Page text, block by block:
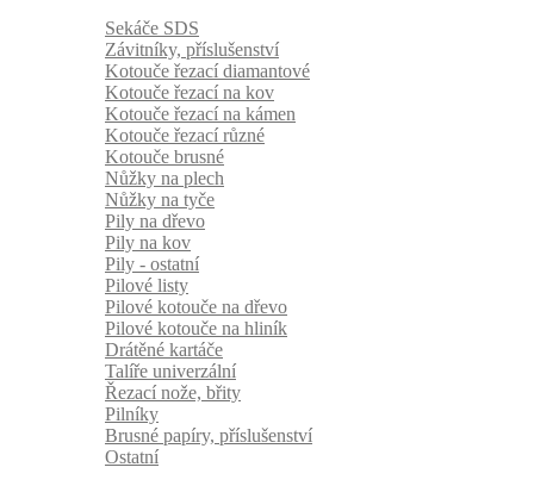
Sekáče SDS
Závitníky, příslušenství
Kotouče řezací diamantové
Kotouče řezací na kov
Kotouče řezací na kámen
Kotouče řezací různé
Kotouče brusné
Nůžky na plech
Nůžky na tyče
Pily na dřevo
Pily na kov
Pily - ostatní
Pilové listy
Pilové kotouče na dřevo
Pilové kotouče na hliník
Drátěné kartáče
Talíře univerzální
Řezací nože, břity
Pilníky
Brusné papíry, příslušenství
Ostatní